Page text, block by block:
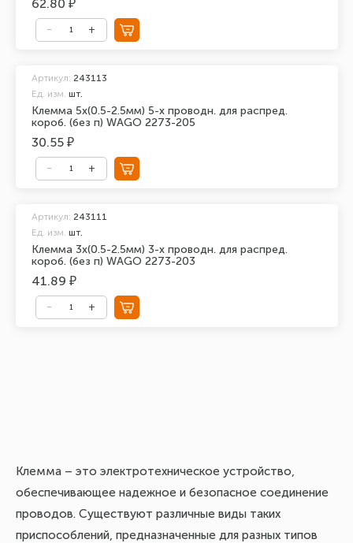
62.80 ₽
Клемма 5х(0.5-2.5мм) 5-х проводн. для распред.
короб. (без п) WAGO 2273-205
Артикул: 243113
Ед. изм. шт.
30.55 ₽
Клемма 3х(0.5-2.5мм) 3-х проводн. для распред.
короб. (без п) WAGO 2273-203
Артикул: 243111
Ед. изм. шт.
41.89 ₽
Клемма – это электротехническое устройство,
обеспечивающее надежное и безопасное соединение
проводов. Существуют различные виды таких
приспособлений, предназначенные для разных типов